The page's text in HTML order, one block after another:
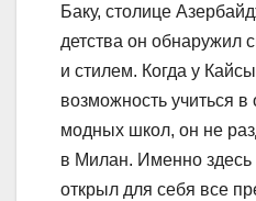
Баку, столице
детства он обнаружил
и стилем. Когда у
возможность учиться
модных школ, он не
в Милан. Именно здесь
открыл для себя все